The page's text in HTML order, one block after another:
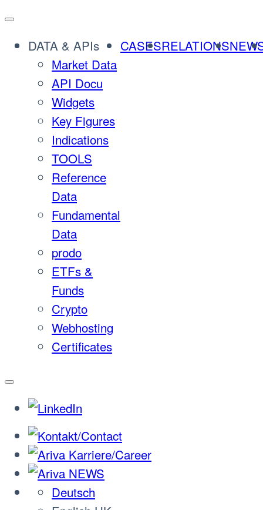
DATA & APIs
Market Data
API Docu
Widgets
Key Figures
Indications
TOOLS
Reference
Data
Fundamental
Data
prodo
ETFs &
Funds
Crypto
Webhosting
Certificates
CASESRELATIONS
Deutsch